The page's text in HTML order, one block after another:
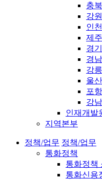
충
강
인
제
경
경
강
울
포
강
인재개발
지역본부
정책/업무 정책/업무
통화정책
통화정책
통화신용